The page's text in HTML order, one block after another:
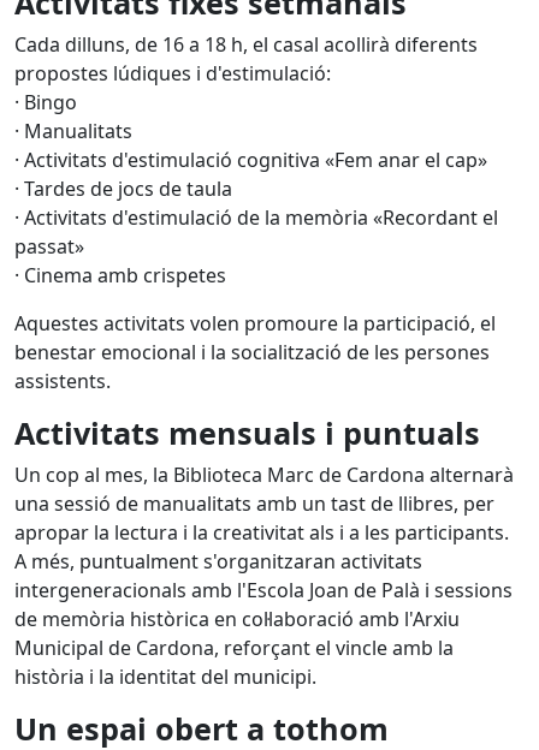
Cada dilluns, de 16 a 18 h, el casal acollirà diferents
propostes lúdiques i d'estimulació:
· Bingo
· Manualitats
· Activitats d'estimulació cognitiva «Fem anar el cap»
· Tardes de jocs de taula
· Activitats d'estimulació de la memòria «Recordant el
passat»
· Cinema amb crispetes
Aquestes activitats volen promoure la participació, el
benestar emocional i la socialització de les persones
assistents.
Activitats mensuals i puntuals
Un cop al mes, la Biblioteca Marc de Cardona alternarà
una sessió de manualitats amb un tast de llibres, per
apropar la lectura i la creativitat als i a les participants.
A més, puntualment s'organitzaran activitats
intergeneracionals amb l'Escola Joan de Palà i sessions
de memòria històrica en col·laboració amb l'Arxiu
Municipal de Cardona, reforçant el vincle amb la
història i la identitat del municipi.
Un espai obert a tothom